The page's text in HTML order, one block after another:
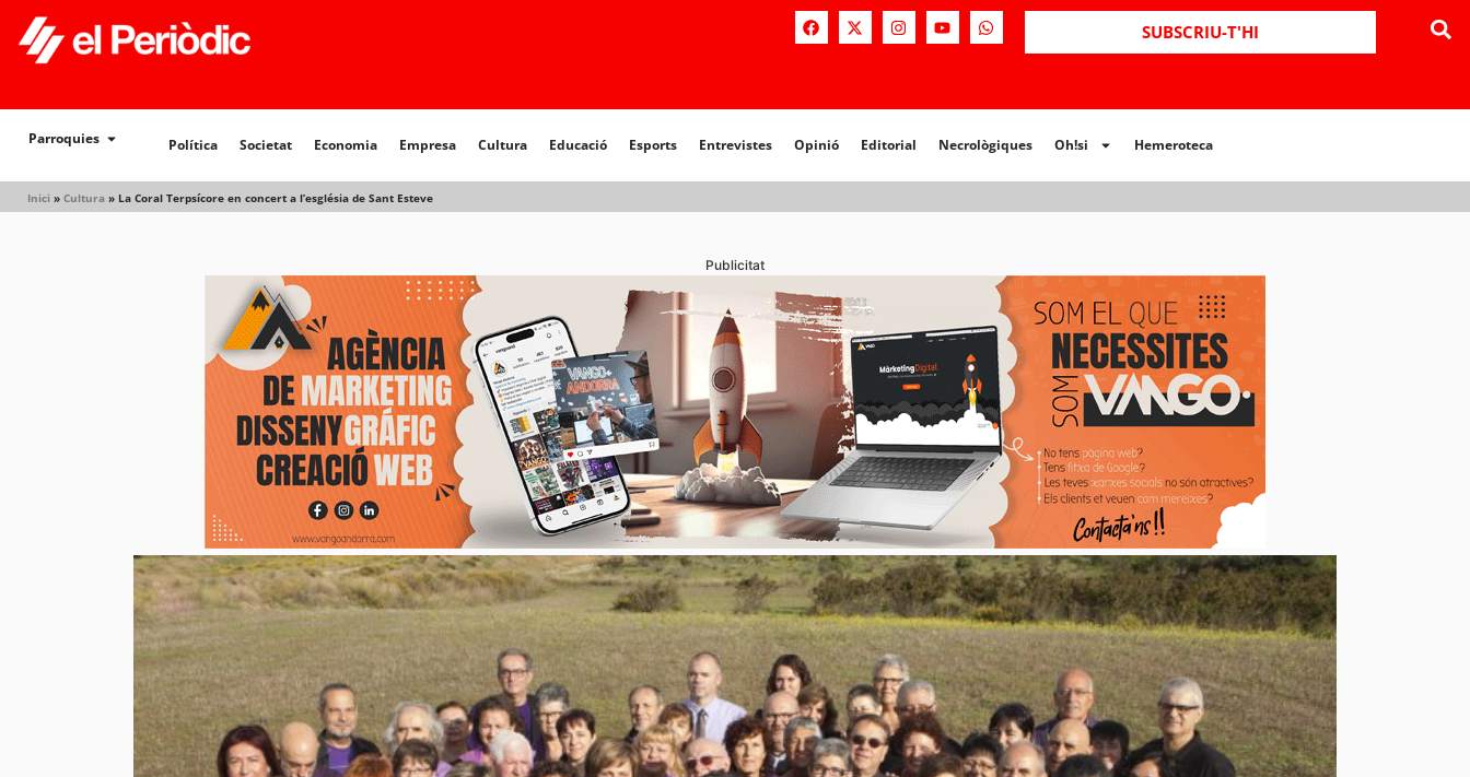
SUBSCRIU-T'HI
Parroquies Política Societat Economia Empresa Cultura Educació Esports Entrevistes Opinió Editorial Necrològiques Oh!si Hemeroteca
Inici » Cultura » La Coral Terpsícore en concert a l’església de Sant Esteve
Política Societat Opinió Editorial Necrològiques Hemeroteca
Publicitat